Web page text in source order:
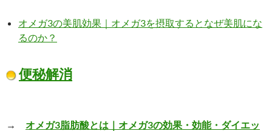
オメガ3の美肌効果｜オメガ3を摂取するとなぜ美肌にな
るのか？
便秘解消
→ オメガ3脂肪酸とは｜オメガ3の効果・効能・ダイエッ